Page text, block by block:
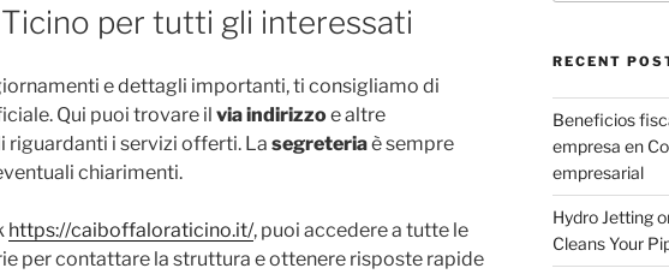
per tutti gli interessati
e dettagli importanti, ti consigliamo di
Qui puoi trovare il via indirizzoe altre
riguardanti i servizi offerti. La segreteriaè sempre
chiarimenti.
https://caiboffaloraticino.it/, puoi accedere a tutte le
per contattare la struttura e ottenere risposte rapide
RECENT
Beneficios
empresa en
empresarial
Hydro Jetting
Cleans Your